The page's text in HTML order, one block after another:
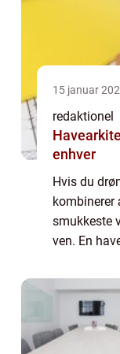
15 januar
redaktionel
Havearkitekt Skaber
enhver
Hvis du
smukkeste
ven. En
der vil tage